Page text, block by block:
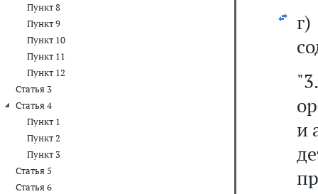
Пункт 8
Пункт 9
Пункт 10
Пункт 11
Пункт 12
Статья 3
Статья 4
Пункт 1
Пункт 2
Пункт 3
Статья 5
Статья 6
и